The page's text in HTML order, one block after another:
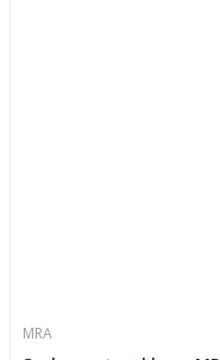
MRA